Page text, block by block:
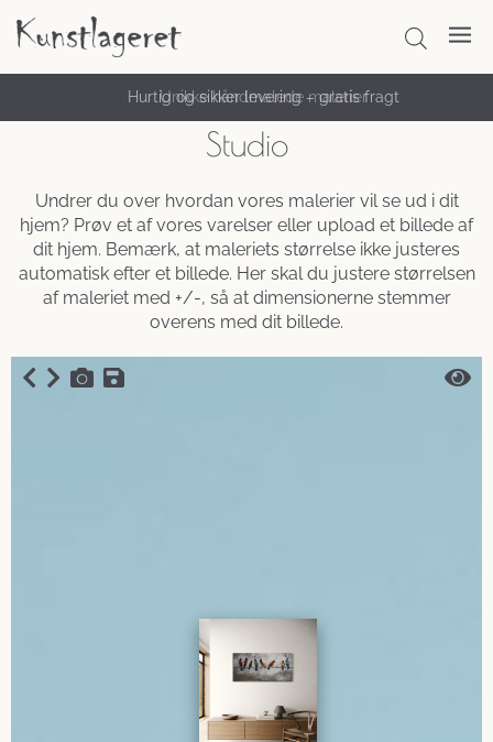
Unikke håndmalede malerier
Hurtig og sikker levering – gratis fragt
Studio
Undrer du over hvordan vores malerier vil se ud i dit
hjem? Prøv et af vores varelser eller upload et billede af
dit hjem. Bemærk, at maleriets størrelse ikke justeres
automatisk efter et billede. Her skal du justere størrelsen
af maleriet med +/-, så at dimensionerne stemmer
overens med dit billede.